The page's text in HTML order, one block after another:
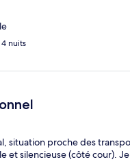
nuits
situation proche des
et silencieuse (côté cour).